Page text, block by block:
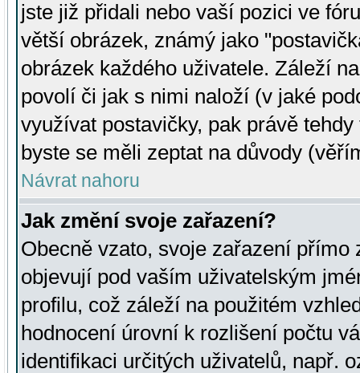
jste již přidali nebo vaší pozici ve
větší obrázek, známý jako
obrázek každého uživatele. Záleží
povolí či jak s nimi naloží (v jaké
využívat postavičky, pak právě
byste se měli zeptat na důvody
Návrat nahoru
Jak změní svoje zařazení?
Obecně vzato, svoje zařazení přímo
objevují pod vaším uživatelským
profilu, což záleží na použitém
hodnocení úrovní k rozlišení počtu
identifikaci určitých uživatelů, např.